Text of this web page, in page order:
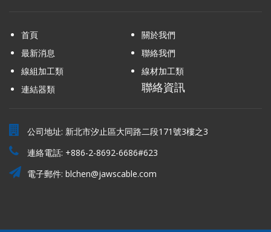
首頁
關於我們
最新消息
聯絡我們
線組加工類
線材加工類
連結器類
聯絡資訊
公司地址: 新北市汐止區大同路二段171號3樓之3
連絡電話: +886-2-8692-6686#623
電子郵件: blchen@jawscable.com